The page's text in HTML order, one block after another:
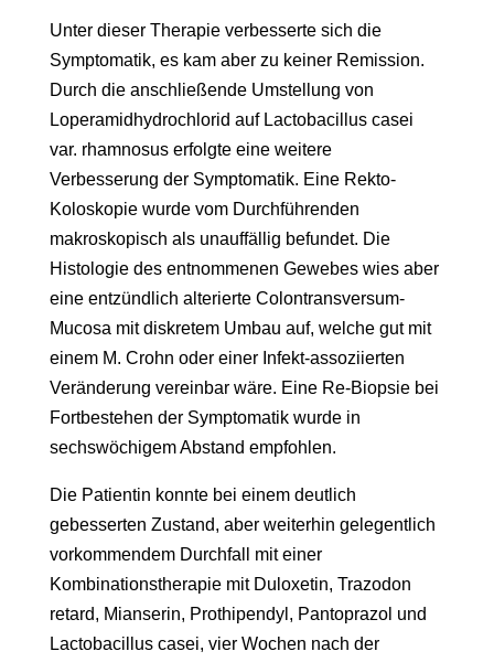
Unter dieser Therapie verbesserte sich die
Symptomatik, es kam aber zu keiner Remission.
Durch die anschließende Umstellung von
Loperamidhydrochlorid auf Lactobacillus casei
var. rhamnosus erfolgte eine weitere
Verbesserung der Symptomatik. Eine Rekto-
Koloskopie wurde vom Durchführenden
makroskopisch als unauffällig befundet. Die
Histologie des entnommenen Gewebes wies aber
eine entzündlich alterierte Colontransversum-
Mucosa mit diskretem Umbau auf, welche gut mit
einem M. Crohn oder einer Infekt-assoziierten
Veränderung vereinbar wäre. Eine Re-Biopsie bei
Fortbestehen der Symptomatik wurde in
sechswöchigem Abstand empfohlen.
Die Patientin konnte bei einem deutlich
gebesserten Zustand, aber weiterhin gelegentlich
vorkommendem Durchfall mit einer
Kombinationstherapie mit Duloxetin, Trazodon
retard, Mianserin, Prothipendyl, Pantoprazol und
Lactobacillus casei, vier Wochen nach der